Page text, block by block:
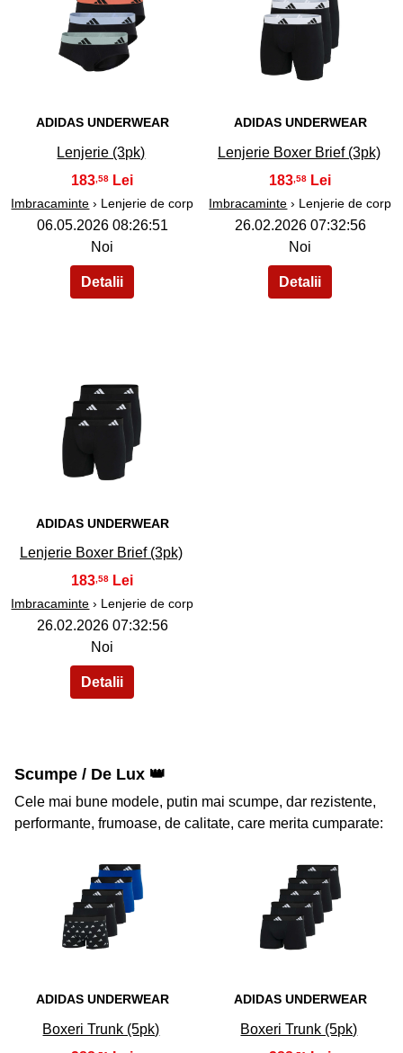
38
ADIDAS UNDERWEAR
Lenjerie (3pk)
183 ,58
Imbracaminte › Lenjerie de corp
06.05.2026 08:26:51
Noi
ADIDAS UNDERWEAR
Lenjerie Boxer Brief (3pk)
183 ,58
Imbracaminte › Lenjerie de corp
26.02.2026 07:32:56
Noi
ADIDAS UNDERWEAR
Lenjerie Boxer Brief (3pk)
183,58
Imbracaminte › Lenjerie de corp
26.02.2026 07:32:56
Noi
Scumpe / De Lux 👑
Cele mai bune modele, putin mai scumpe, dar rezistente,
performante, frumoase, de calitate, care merita cumparate:
41
ADIDAS UNDERWEAR
Boxeri Trunk (5pk)
42
ADIDAS UNDERWEAR
Boxeri Trunk (5pk)